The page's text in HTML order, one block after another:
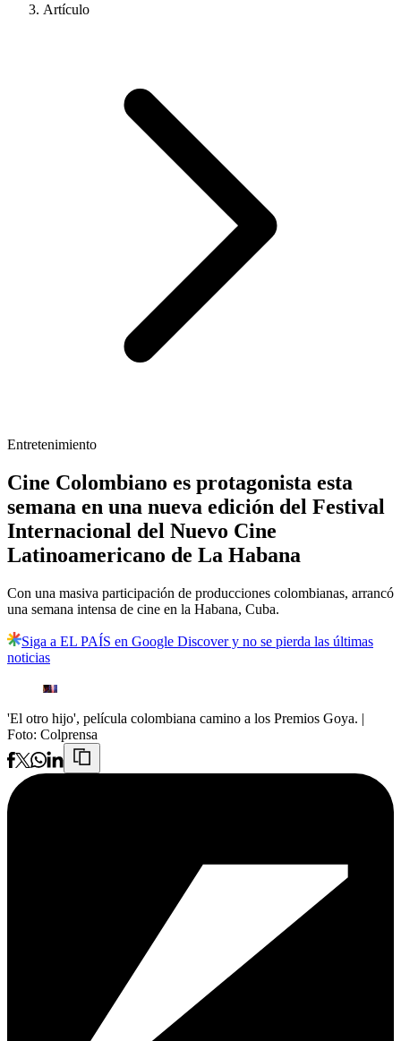
Artículo
Entretenimiento
Cine Colombiano es protagonista esta
semana en una nueva edición del Festival
Internacional del Nuevo Cine
Latinoamericano de La Habana
Con una masiva participación de producciones colombianas, arrancó
una semana intensa de cine en la Habana, Cuba.
Siga a EL PAÍS en Google Discover y no se pierda las últimas
noticias
'El otro hijo', película colombiana camino a los Premios Goya. |
Foto: Colprensa